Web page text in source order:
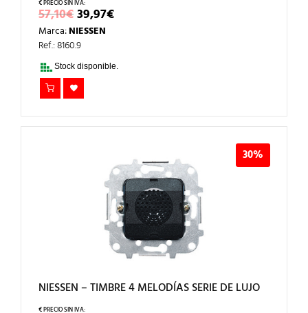
57,10€EL
PRECIO
ORIGINAL
ERA:
57,10€.
39,97€EL
PRECIO
Marca:NIESSEN
Ref.: 8160.9
Stock disponible.
30%
NIESSEN – TIMBRE 4 MELODÍAS SERIE DE LUJO